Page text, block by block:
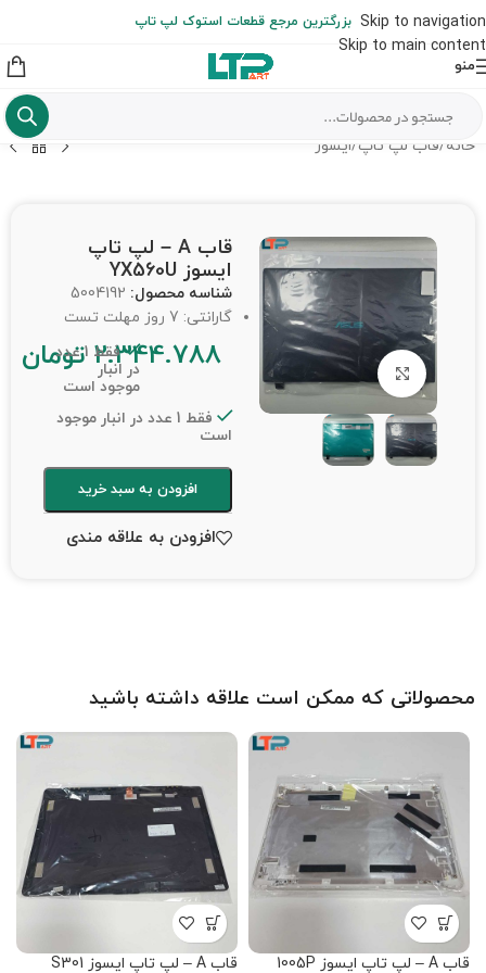
Skip to navigation
Skip to main content
از شهرستان به عهده مشتری است)
بزرگترین مرجع قطعات استوک لپ تاپ
منو
خانه /قاب لپ تاپ/ایسوز
برای بزرگنمایی کلیک کنید
قاب A – لپ تاپ
ایسوز YX560U
شناسه محصول: 5004192
گارانتی: 7 روز مهلت تست
2.344.788 تومان
فقط 1 عدد
در انبار
موجود است
فقط 1 عدد در انبار موجود
است
افزودن به سبد خرید
افزودن به علاقه مندی
محصولاتی که ممکن است علاقه داشته باشید
قاب A – لپ تاپ ایسوز 1005P قاب A – لپ تاپ ایسوز S301